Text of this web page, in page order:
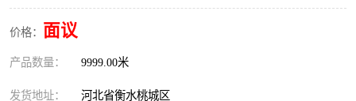
价格： 面议
产品数量： 9999.00米
发货地址： 河北省衡水桃城区